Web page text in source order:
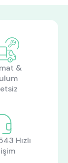
&
Hızlı